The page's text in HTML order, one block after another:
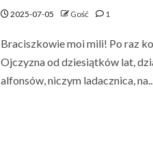
2025-07-05 Gość 1
Braciszkowie moi mili! Po raz
Ojczyzna od dziesiątków lat,
alfonsów, niczym ladacznica, na...